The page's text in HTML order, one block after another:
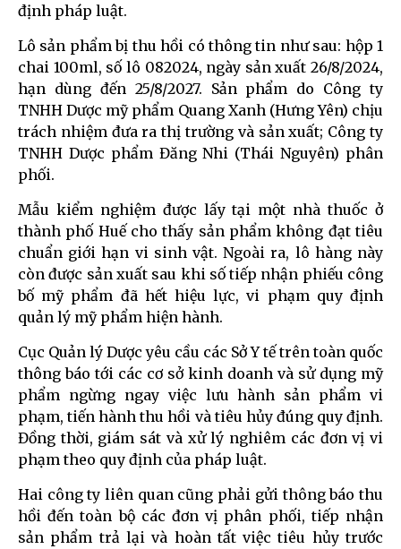
định pháp luật.
Lô sản phẩm bị thu hồi có thông tin như sau: hộp 1
chai 100ml, số lô 082024, ngày sản xuất 26/8/2024,
hạn dùng đến 25/8/2027. Sản phẩm do Công ty
TNHH Dược mỹ phẩm Quang Xanh (Hưng Yên) chịu
trách nhiệm đưa ra thị trường và sản xuất; Công ty
TNHH Dược phẩm Đăng Nhi (Thái Nguyên) phân
phối.
Mẫu kiểm nghiệm được lấy tại một nhà thuốc ở
thành phố Huế cho thấy sản phẩm không đạt tiêu
chuẩn giới hạn vi sinh vật. Ngoài ra, lô hàng này
còn được sản xuất sau khi số tiếp nhận phiếu công
bố mỹ phẩm đã hết hiệu lực, vi phạm quy định
quản lý mỹ phẩm hiện hành.
Cục Quản lý Dược yêu cầu các Sở Y tế trên toàn quốc
thông báo tới các cơ sở kinh doanh và sử dụng mỹ
phẩm ngừng ngay việc lưu hành sản phẩm vi
phạm, tiến hành thu hồi và tiêu hủy đúng quy định.
Đồng thời, giám sát và xử lý nghiêm các đơn vị vi
phạm theo quy định của pháp luật.
Hai công ty liên quan cũng phải gửi thông báo thu
hồi đến toàn bộ các đơn vị phân phối, tiếp nhận
sản phẩm trả lại và hoàn tất việc tiêu hủy trước